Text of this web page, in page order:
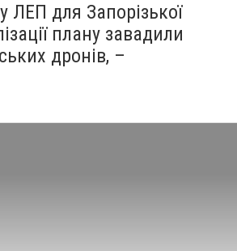
ЛЕП для Запорізької
плану завадили
дронів, –